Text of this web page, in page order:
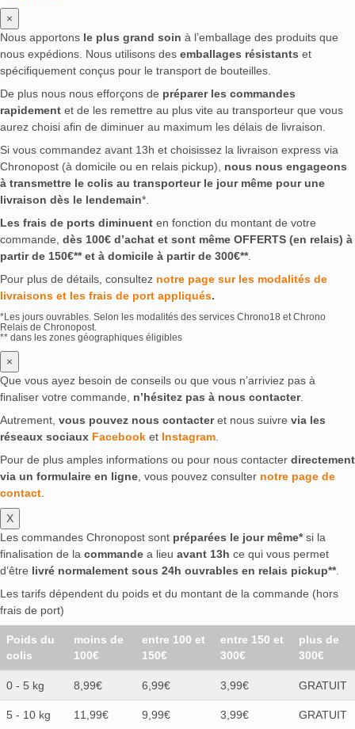
×
Nous apportons le plus grand soin à l’emballage des produits que
nous expédions. Nous utilisons des emballages résistants et
spécifiquement conçus pour le transport de bouteilles.
De plus nous nous efforçons de préparer les commandes
rapidement et de les remettre au plus vite au transporteur que vous
aurez choisi afin de diminuer au maximum les délais de livraison.
Si vous commandez avant 13h et choisissez la livraison express via
Chronopost (à domicile ou en relais pickup), nous nous engageons
à transmettre le colis au transporteur le jour même pour une
livraison dès le lendemain*.
Les frais de ports diminuent en fonction du montant de votre
commande, dès 100€ d’achat et sont même OFFERTS (en relais) à
partir de 150€** et à domicile à partir de 300€**.
Pour plus de détails, consultez notre page sur les modalités de
livraisons et les frais de port appliqués.
*Les jours ouvrables. Selon les modalités des services Chrono18 et Chrono
Relais de Chronopost.
** dans les zones géographiques éligibles
×
Que vous ayez besoin de conseils ou que vous n’arriviez pas à
finaliser votre commande, n’hésitez pas à nous contacter.
Autrement, vous pouvez nous contacteret nous suivre via les
réseaux sociaux Facebook et Instagram
Pour de plus amples informations ou pour nous contacter directement
via un formulaire en ligne , vous pouvez consulter notre page de
contact
X
Les commandes Chronopost sont préparées le jour même*si la
finalisation de la commande a lieu avant 13h ce qui vous permet
d’être livré normalement sous 24h ouvrables en relais pickup**.
Les tarifs dépendent du poids et du montant de la commande (hors
frais de port)
Poids du
colis
moins de
100€
entre 100 et
150€
entre 150 et
300€
plus de
300€
0 - 5 kg 8,99€ 6,99€ 3,99€ GRATUIT
5 - 10 kg 11,99€ 9,99€ 3,99€ GRATUIT